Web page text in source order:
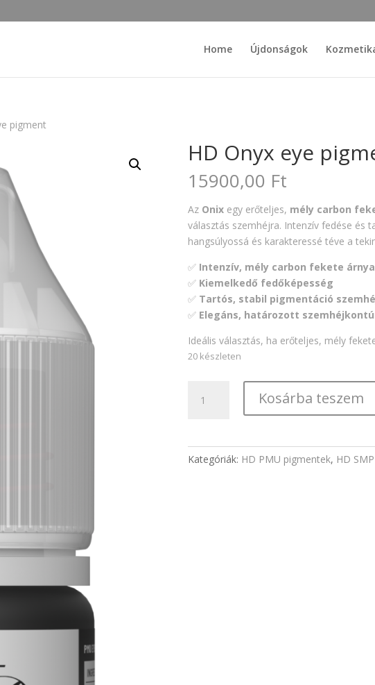
Home Újdonságok
pigment
HD Onyx eye
15900,00 Ft
Az Onixegy erőteljes, mély carbon
választás szemhéjra. Intenzív fedése és
hangsúlyossá és karakteressé téve a
✅ Intenzív, mély carbon fekete
✅ Kiemelkedő fedőképesség
✅ Tartós, stabil pigmentáció
✅ Elegáns, határozott
Ideális választás, ha erőteljes, mély
20 készleten
Onyx
mennyiség
Kosárba teszem
Kategóriák: HD PMU pigmentek, HD